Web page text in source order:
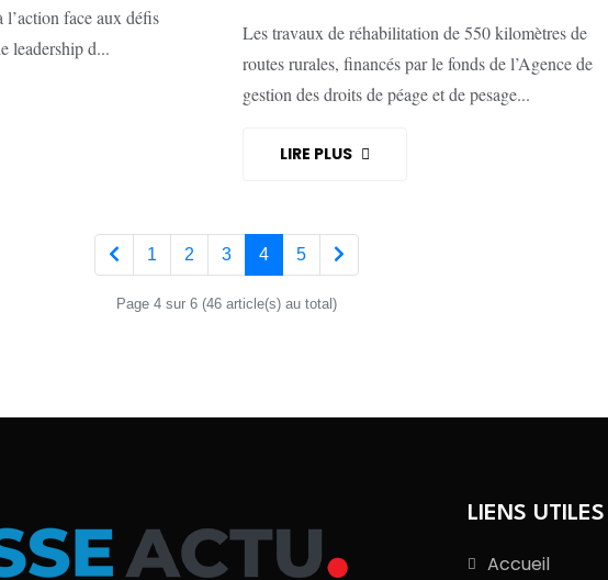
l’action face aux défis
leadership d...
Les travaux de réhabilitation de 550 kilomètres de
routes rurales, financés par le fonds de l’Agence de
gestion des droits de péage et de pesage...
LIRE PLUS
1 2 3 4 5
Page 4 sur 6 (46 article(s) au total)
LIENS UTILES
Accueil